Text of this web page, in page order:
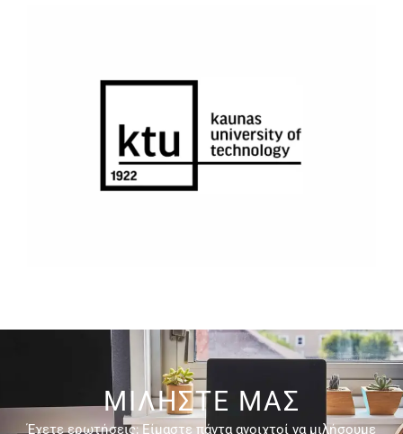
ΜΙΛΉΣΤΕ ΜΑΣ
Έχετε ερωτήσεις; Είμαστε πάντα ανοιχτοί να μιλήσουμε